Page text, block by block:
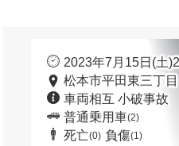
2023年7月15日(土
松本市平田東三丁
車両相互 小破事故
普通乗用車(2)
死亡(0) 負傷(1)